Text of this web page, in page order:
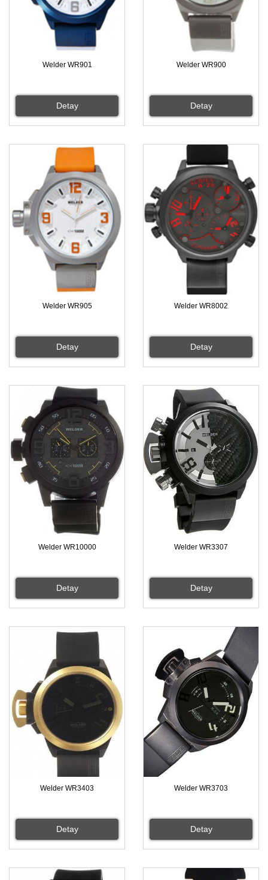
Welder WR901
Detay
Welder WR900
Detay
Welder WR905
Detay
Welder WR8002
Detay
Welder WR10000
Detay
Welder WR3307
Detay
Welder WR3403
Detay
Welder WR3703
Detay